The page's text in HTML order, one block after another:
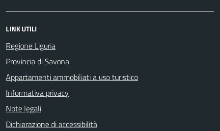
LINK UTILI
Regione Liguria
Provincia di Savona
Appartamenti ammobiliati a uso turistico
Informativa privacy
Note legali
Dichiarazione di accessibilità